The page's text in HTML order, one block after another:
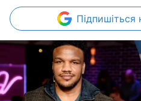
Підпишіться